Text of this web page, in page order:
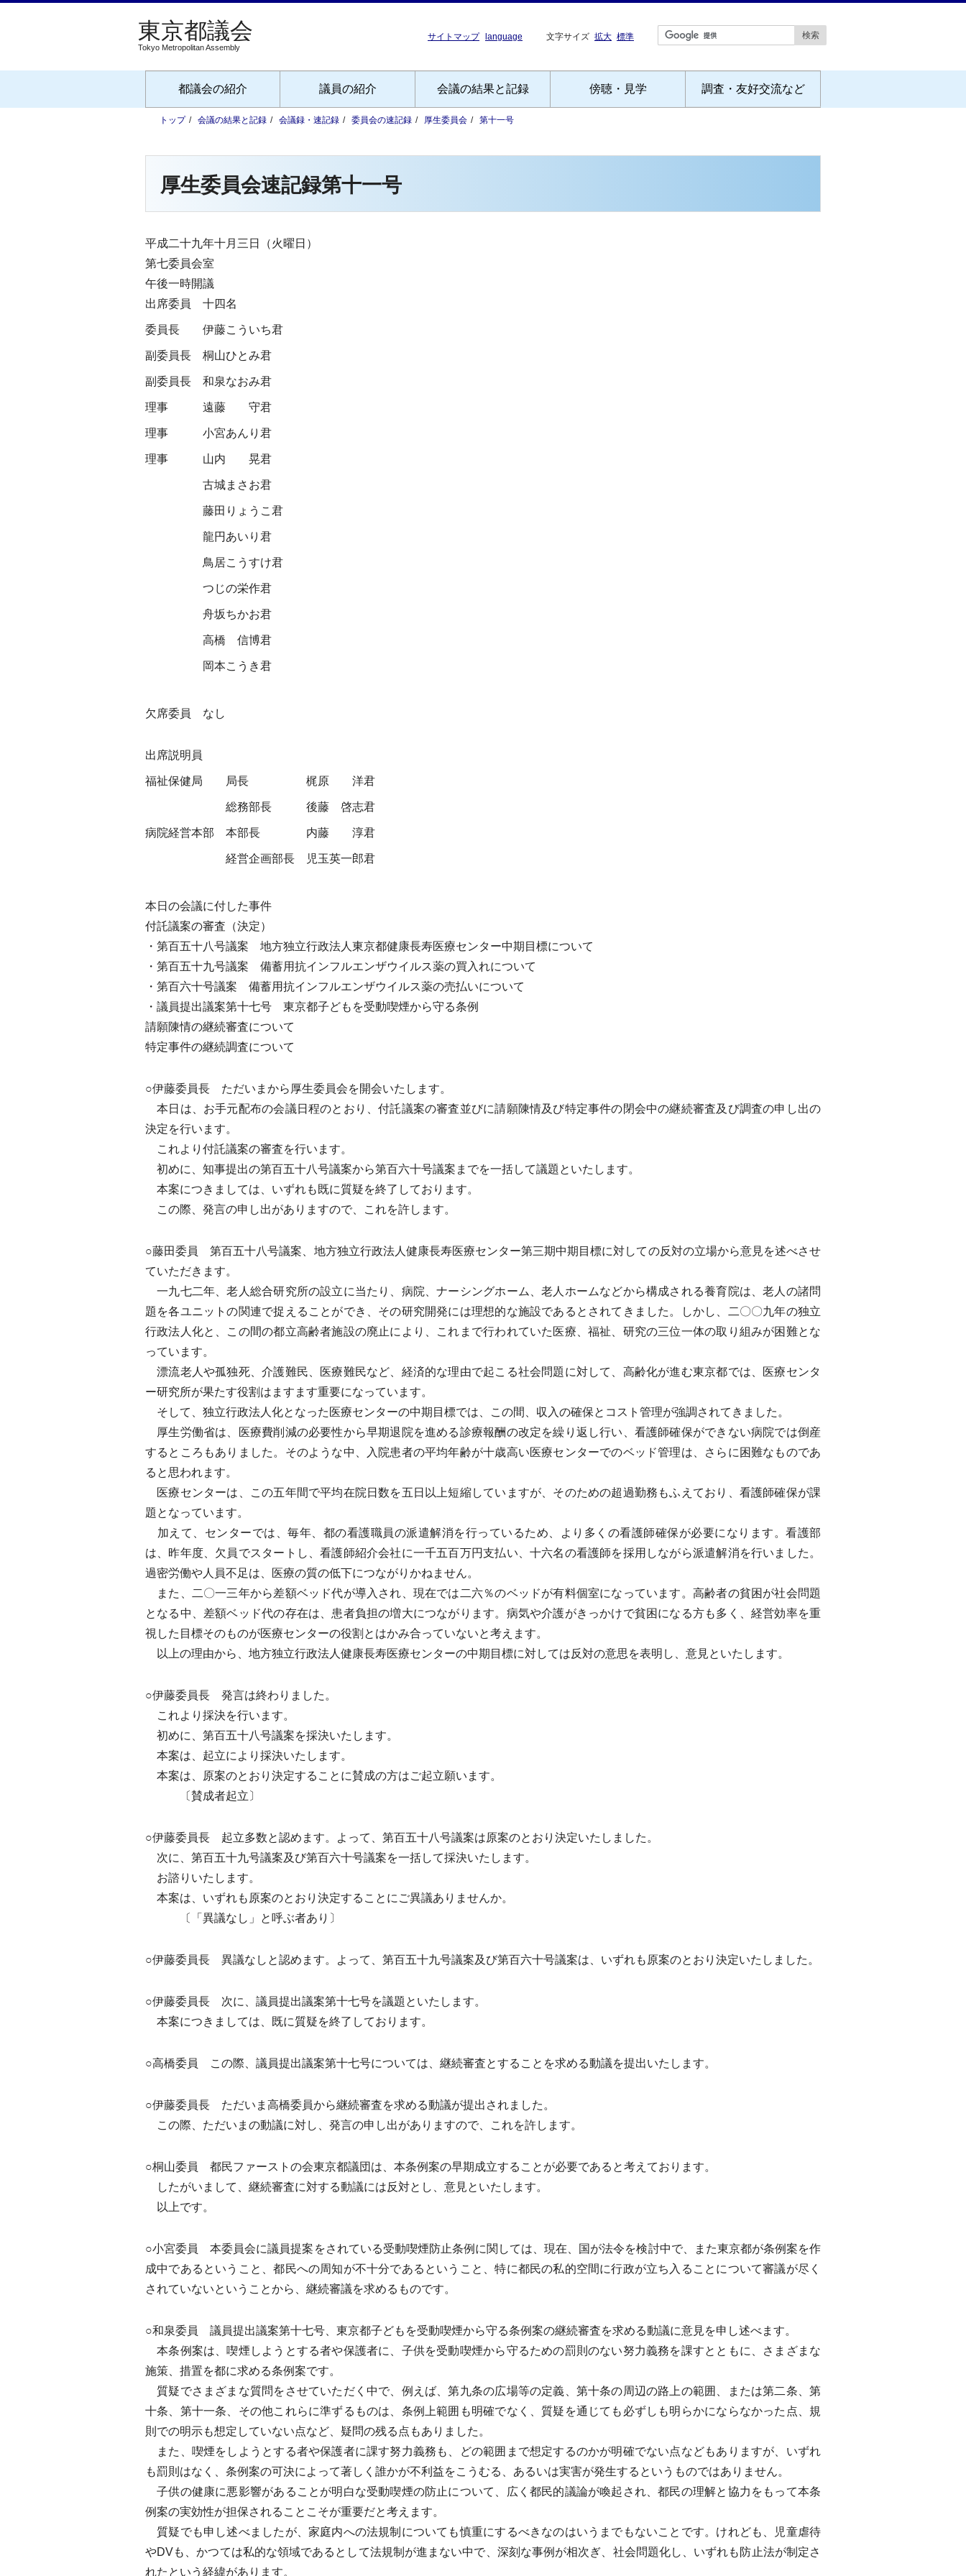
Tokyo Metropolitan Assembly
サイトマップ language 文字サイズ 拡大 標準
都議会の紹介 議員の紹介 会議の結果と記録 傍聴・見学 調査・友好交流など
トップ 会議の結果と記録 会議録・速記録 委員会の速記録 厚生委員会 第十一号
厚生委員会速記録第十一号
平成二十九年十月三日（火曜日）
第七委員会室
午後一時開議
出席委員 十四名
委員長 伊藤こういち君
副委員長 桐山ひとみ君
副委員長 和泉なおみ君
理事 遠藤 守君
理事 小宮あんり君
理事 山内 晃君
古城まさお君
藤田りょうこ君
龍円あいり君
鳥居こうすけ君
つじの栄作君
舟坂ちかお君
高橋 信博君
岡本こうき君
欠席委員 なし
出席説明員
福祉保健局 局長 梶原 洋君
総務部長 後藤 啓志君
病院経営本部 本部長 内藤 淳君
経営企画部長 児玉英一郎君
本日の会議に付した事件
付託議案の審査（決定）
・第百五十八号議案 地方独立行政法人東京都健康長寿医療センター中期目標について
・第百五十九号議案 備蓄用抗インフルエンザウイルス薬の買入れについて
・第百六十号議案 備蓄用抗インフルエンザウイルス薬の売払いについて
・議員提出議案第十七号 東京都子どもを受動喫煙から守る条例
請願陳情の継続審査について
特定事件の継続調査について
○伊藤委員長 ただいまから厚生委員会を開会いたします。
本日は、お手元配布の会議日程のとおり、付託議案の審査並びに請願陳情及び特定事件の閉会中の継続審査及び調査の申し出の
決定を行います。
これより付託議案の審査を行います。
初めに、知事提出の第百五十八号議案から第百六十号議案までを一括して議題といたします。
本案につきましては、いずれも既に質疑を終了しております。
この際、発言の申し出がありますので、これを許します。
○藤田委員 第百五十八号議案、地方独立行政法人健康長寿医療センター第三期中期目標に対しての反対の立場から意見を述べさせ
ていただきます。
一九七二年、老人総合研究所の設立に当たり、病院、ナーシングホーム、老人ホームなどから構成される養育院は、老人の諸問
題を各ユニットの関連で捉えることができ、その研究開発には理想的な施設であるとされてきました。しかし、二〇〇九年の独立
行政法人化と、この間の都立高齢者施設の廃止により、これまで行われていた医療、福祉、研究の三位一体の取り組みが困難とな
っています。
漂流老人や孤独死、介護難民、医療難民など、経済的な理由で起こる社会問題に対して、高齢化が進む東京都では、医療センタ
ー研究所が果たす役割はますます重要になっています。
そして、独立行政法人化となった医療センターの中期目標では、この間、収入の確保とコスト管理が強調されてきました。
厚生労働省は、医療費削減の必要性から早期退院を進める診療報酬の改定を繰り返し行い、看護師確保ができない病院では倒産
するところもありました。そのような中、入院患者の平均年齢が十歳高い医療センターでのベッド管理は、さらに困難なものであ
ると思われます。
医療センターは、この五年間で平均在院日数を五日以上短縮していますが、そのための超過勤務もふえており、看護師確保が課
題となっています。
加えて、センターでは、毎年、都の看護職員の派遣解消を行っているため、より多くの看護師確保が必要になります。看護部
は、昨年度、欠員でスタートし、看護師紹介会社に一千五百万円支払い、十六名の看護師を採用しながら派遣解消を行いました。
過密労働や人員不足は、医療の質の低下につながりかねません。
また、二〇一三年から差額ベッド代が導入され、現在では二六％のベッドが有料個室になっています。高齢者の貧困が社会問題
となる中、差額ベッド代の存在は、患者負担の増大につながります。病気や介護がきっかけで貧困になる方も多く、経営効率を重
視した目標そのものが医療センターの役割とはかみ合っていないと考えます。
以上の理由から、地方独立行政法人健康長寿医療センターの中期目標に対しては反対の意思を表明し、意見といたします。
○伊藤委員長 発言は終わりました。
これより採決を行います。
初めに、第百五十八号議案を採決いたします。
本案は、起立により採決いたします。
本案は、原案のとおり決定することに賛成の方はご起立願います。
〔賛成者起立〕
○伊藤委員長 起立多数と認めます。よって、第百五十八号議案は原案のとおり決定いたしました。
次に、第百五十九号議案及び第百六十号議案を一括して採決いたします。
お諮りいたします。
本案は、いずれも原案のとおり決定することにご異議ありませんか。
〔「異議なし」と呼ぶ者あり〕
○伊藤委員長 異議なしと認めます。よって、第百五十九号議案及び第百六十号議案は、いずれも原案のとおり決定いたしました。
○伊藤委員長 次に、議員提出議案第十七号を議題といたします。
本案につきましては、既に質疑を終了しております。
○高橋委員 この際、議員提出議案第十七号については、継続審査とすることを求める動議を提出いたします。
○伊藤委員長 ただいま高橋委員から継続審査を求める動議が提出されました。
この際、ただいまの動議に対し、発言の申し出がありますので、これを許します。
○桐山委員 都民ファーストの会東京都議団は、本条例案の早期成立することが必要であると考えております。
したがいまして、継続審査に対する動議には反対とし、意見といたします。
以上です。
○小宮委員 本委員会に議員提案をされている受動喫煙防止条例に関しては、現在、国が法令を検討中で、また東京都が条例案を作
成中であるということ、都民への周知が不十分であるということ、特に都民の私的空間に行政が立ち入ることについて審議が尽く
されていないということから、継続審議を求めるものです。
○和泉委員 議員提出議案第十七号、東京都子どもを受動喫煙から守る条例案の継続審査を求める動議に意見を申し述べます。
本条例案は、喫煙しようとする者や保護者に、子供を受動喫煙から守るための罰則のない努力義務を課すとともに、さまざまな
施策、措置を都に求める条例案です。
質疑でさまざまな質問をさせていただく中で、例えば、第九条の広場等の定義、第十条の周辺の路上の範囲、または第二条、第
十条、第十一条、その他これらに準ずるものは、条例上範囲も明確でなく、質疑を通じても必ずしも明らかにならなかった点、規
則での明示も想定していない点など、疑問の残る点もありました。
また、喫煙をしようとする者や保護者に課す努力義務も、どの範囲まで想定するのかが明確でない点などもありますが、いずれ
も罰則はなく、条例案の可決によって著しく誰かが不利益をこうむる、あるいは実害が発生するというものではありません。
子供の健康に悪影響があることが明白な受動喫煙の防止について、広く都民的議論が喚起され、都民の理解と協力をもって本条
例案の実効性が担保されることこそが重要だと考えます。
質疑でも申し述べましたが、家庭内への法規制についても慎重にするべきなのはいうまでもないことです。けれども、児童虐待
やDVも、かつては私的な領域であるとして法規制が進まない中で、深刻な事例が相次ぎ、社会問題化し、いずれも防止法が制定さ
れたという経緯があります。